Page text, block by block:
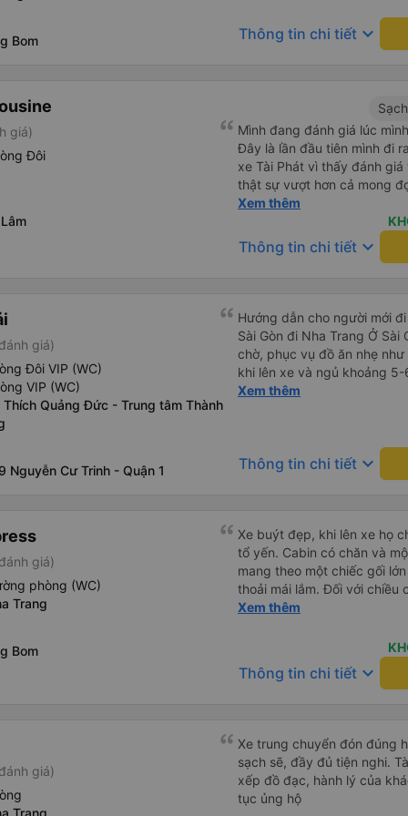
Bom
di chuyển cho cuộc hành
Vexere đã kết nối cho tôi
tôi luôn thoải mái suốt hành
Thông tin chi tiết keyboard_arrow_down
giá)
Đôi
Mình đang đánh giá lúc
Đây là lần đầu tiên mình đi
xe Tài Phát vì thấy đánh
thật sự vượt hơn cả mong
đôi và vừa đủ cho 2 người.
siêu nhiệt tình và dễ
cho bên tổng đài thì anh nhân viên
siêu nhẹ nhàng và vui vẻ .
thuốc say xe, dép, mền,
Xem thêm
Thông tin chi tiết keyboard_arrow_down
giá)
Đôi VIP (WC)
VIP (WC)
Thích Quảng Đức - Trung tâm Thành
Nguyễn Cư Trinh - Quận 1
Hướng dẫn cho người mới
Sài Gòn đi Nha Trang Ở
chờ, phục vụ đồ ăn nhẹ
khi lên xe và ngủ khoảng
Ở Nha Trang, các hãng xe
Nha Trang, bạn liên hệ với
Translate và đưa cho họ
Bạn không nên tin những
vệ sinh hoặc có (tùy loại xe
22 cabin thay vì xe 32
hết tài xế đều lớn tuổi nên
dụng Google Dịch để giao
này sẽ giúp ích cho bạn khi đi
Xem thêm
Thông tin chi tiết keyboard_arrow_down
giá)
phòng (WC)
Trang
Bom
Xe buýt đẹp, khi lên xe họ
tổ yến. Cabin có chăn và
mang theo một chiếc gối
thoải mái lắm. Đối với chiều
đủ không gian về chiều dài.
chiếc xe buýt nhỏ và đưa
chúng tôi đã đi. Khởi hành
hơn một giờ so với thời gian
Xem thêm
Thông tin chi tiết keyboard_arrow_down
giá)
Xe trung chuyển đón đúng
sạch sẽ, đầy đủ tiện nghi.
xếp đồ đạc, hành lý của
tục ủng hộ